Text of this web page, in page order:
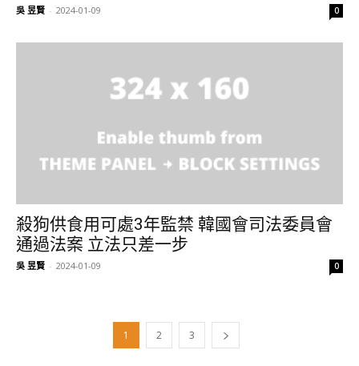
吳 昱賢 - 2024-01-09 0
殺狗供食用可處3年監禁 韓國會司法委員會
通過法案 立法只差一步
吳 昱賢 - 2024-01-09 0
1 2 3